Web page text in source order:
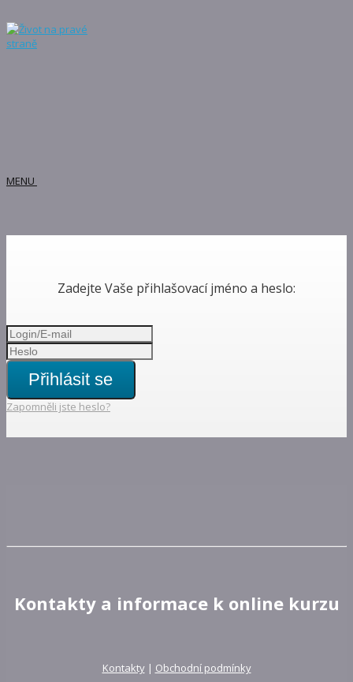
MENU
Zadejte Vaše přihlašovací jméno a heslo:
Přihlásit se
Zapomněli jste heslo?
Kontakty a informace k online kurzu
Kontakty| Obchodní podmínky